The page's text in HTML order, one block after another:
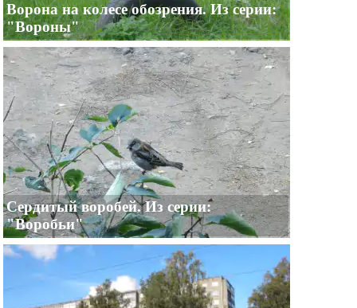
Ворона на колесе обозрения. Из серии:
"Вороны"
Сердитый воробей. Из серии:
"Воробьи"